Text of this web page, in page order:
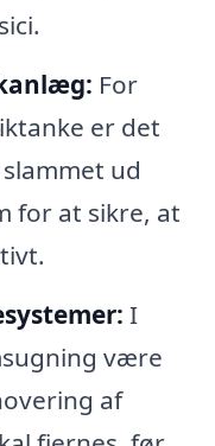
For
er det
ud
for at sikre, at
I
være
af